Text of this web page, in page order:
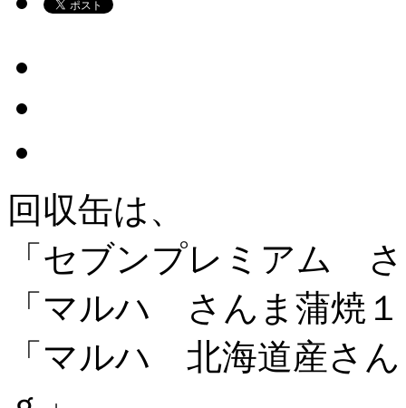
回収缶は、
「セブンプレミアム
「マルハ さんま蒲焼
「マルハ 北海道産さ